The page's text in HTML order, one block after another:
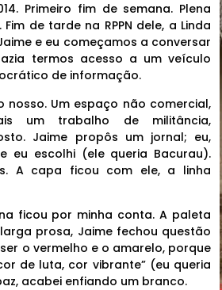
Primeiro fim de semana. Plena
de tarde na RPPN dele, a Linda
e eu começamos a conversar
termos acesso a um veículo
de informação.
nosso. Um espaço não comercial,
um trabalho de militância,
Jaime propôs um jornal; eu,
eu escolhi (ele queria Bacurau).
A capa ficou com ele, a linha
ficou por minha conta. A paleta
prosa, Jaime fechou questão
o vermelho e o amarelo, porque
de luta, cor vibrante” (eu queria
acabei enfiando um branco.